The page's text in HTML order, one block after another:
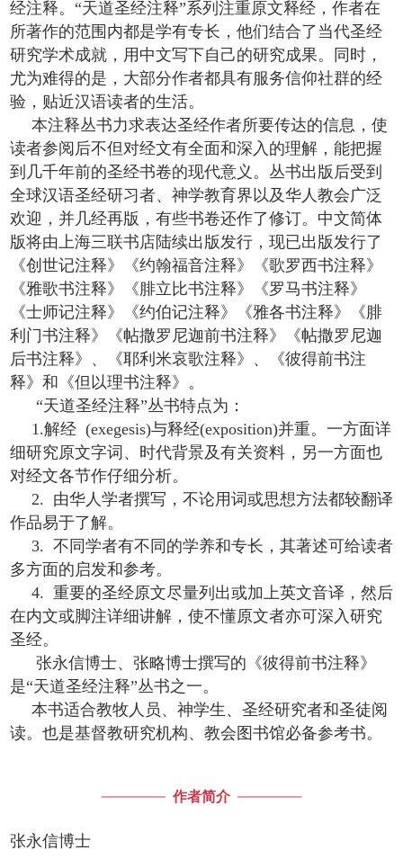
经注释。“天道圣经注释”系列注重原文释经，作者在
所著作的范围内都是学有专长，他们结合了当代圣经
研究学术成就，用中文写下自己的研究成果。同时，
尤为难得的是，大部分作者都具有服务信仰社群的经
验，贴近汉语读者的生活。
本注释丛书力求表达圣经作者所要传达的信息，使
读者参阅后不但对经文有全面和深入的理解，能把握
到几千年前的圣经书卷的现代意义。 丛书出版后受到
全球汉语圣经研习者、神学教育界以及华人教会广泛
欢迎，并几经再版，有些书卷还作了修订。中文简体
版将由上海三联书店陆续出版发行，现已出版发行了
《创世记注释》《约翰福音注释》《歌罗西书注释》
《雅歌书注释》《腓立比书注释》《罗马书注释》
《士师记注释》《约伯记注释》《雅各书注释》《腓
利门书注释》《帖撒罗尼迦前书注释》《帖撒罗尼迦
后书注释》、《耶利米哀歌注释》、《彼得前书注
释》和《但以理书注释》。
“天道圣经注释”丛书特点为：
1.解经 (exegesis)与释经(exposition)并重。一方面详
细研究原文字词、时代背景及有关资料，另一方面也
对经文各节作仔细分析。
2. 由华人学者撰写，不论用词或思想方法都较翻译
作品易于了解。
3. 不同学者有不同的学养和专长，其著述可给读者
多方面的启发和参考。
4. 重要的圣经原文尽量列出或加上英文音译，然后
在内文或脚注详细讲解，使不懂原文者亦可深入研究
圣经。
张永信博士、张略博士撰写的《彼得前书注释》
是“天道圣经注释”丛书之一。
本书适合教牧人员、神学生、圣经研究者和圣徒阅
读。也是基督教研究机构、教会图书馆必备参考书。
作者简介
张永信博士